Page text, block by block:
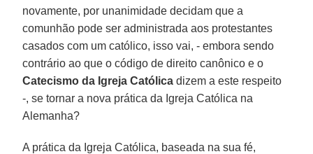
novamente, por unanimidade decidam que a
comunhão pode ser administrada aos protestantes
casados com um católico, isso vai, - embora sendo
contrário ao que o código de direito canônico e o
Catecismo da Igreja Católica dizem a este respeito
-, se tornar a nova prática da Igreja Católica na
Alemanha?
A prática da Igreja Católica, baseada na sua fé,